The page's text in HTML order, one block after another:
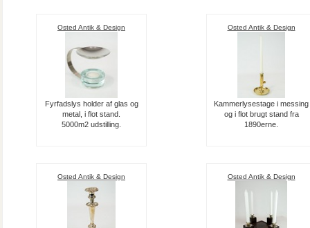
Osted Antik & Design
Fyrfadslys holder af glas og
metal, i flot stand.
5000m2 udstilling.
Osted Antik & Design
Kammerlysestage i messing
og i flot brugt stand fra
1890erne.
Osted Antik & Design Osted Antik & Design